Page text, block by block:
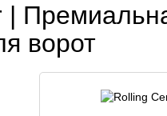
|
ворот